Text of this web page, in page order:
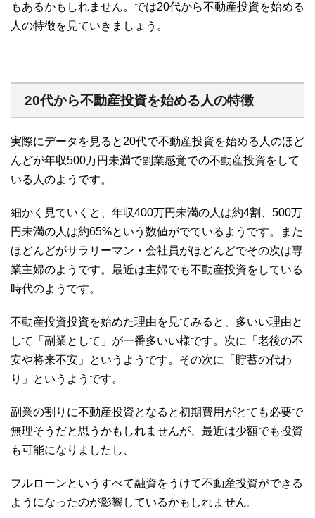
もあるかもしれません。では20代から不動産投資を始める
人の特徴を見ていきましょう。
20代から不動産投資を始める人の特徴
実際にデータを見ると20代で不動産投資を始める人のほど
んどが年収500万円未満で副業感覚での不動産投資をして
いる人のようです。
細かく見ていくと、 年収400万円未満の人は約4割、 500万
円未満の人は約65%という数値がでているようです。また
ほどんどがサラリーマン・会社員がほどんどでその次は専
業主婦のようです。最近は主婦でも不動産投資をしている
時代のようです。
不動産投資投資を始めた理由を見てみると、多いい理由と
して
「副業として」が一番多いい様です。次に
「老後の不
安や将来不安」というようです。その次に
「貯蓄の代わ
り」というようです。
副業の割りに不動産投資となると初期費用がとても必要で
無理そうだと思うかもしれませんが、最近は少額でも投資
も可能になりましたし、
フルローンというすべて融資をうけて不動産投資ができる
ようになったのが影響しているかもしれません。